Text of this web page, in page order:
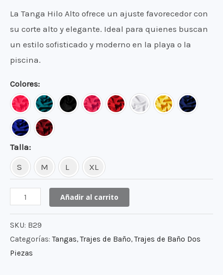
La Tanga Hilo Alto ofrece un ajuste favorecedor con
su corte alto y elegante. Ideal para quienes buscan
un estilo sofisticado y moderno en la playa o la
piscina.
Colores
Talla
S
M L XL
Tanga
Alto
Lana
cantidad
Añadir al carrito
SKU: B29
Categorías:Tangas,Trajes de Baño,Trajes de Baño Dos
Piezas